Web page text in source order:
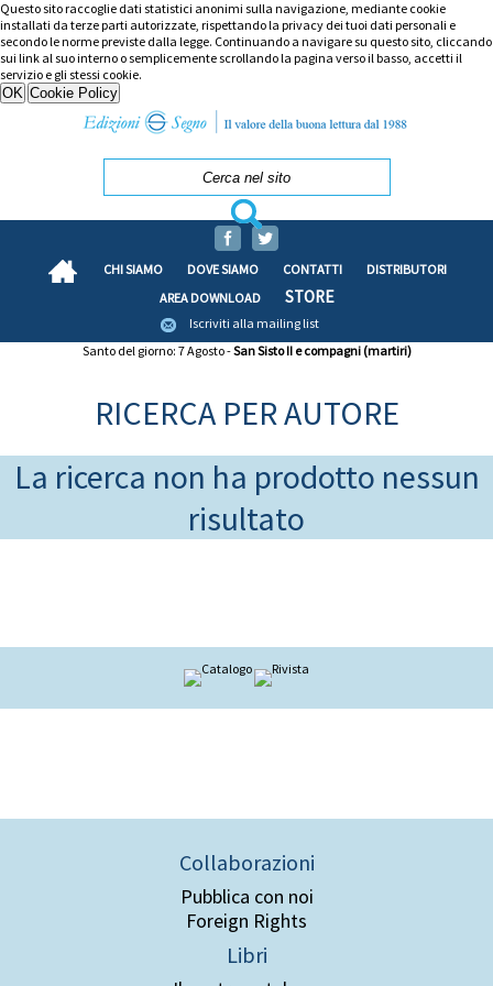
Questo sito raccoglie dati statistici anonimi sulla navigazione, mediante cookie
installati da terze parti autorizzate, rispettando la privacy dei tuoi dati personali e
secondo le norme previste dalla legge. Continuando a navigare su questo sito, cliccando
sui link al suo interno o semplicemente scrollando la pagina verso il basso, accetti il
servizio e gli stessi cookie.
CHI SIAMO DOVE SIAMO CONTATTI
DISTRIBUTORI
AREA DOWNLOAD
STORE
Iscriviti alla mailing list
Santo del giorno: 7 Agosto -San Sisto II e compagni (martiri)
RICERCA PER AUTORE
La ricerca non ha prodotto nessun
risultato
Collaborazioni
Pubblica con noi
Foreign Rights
Libri